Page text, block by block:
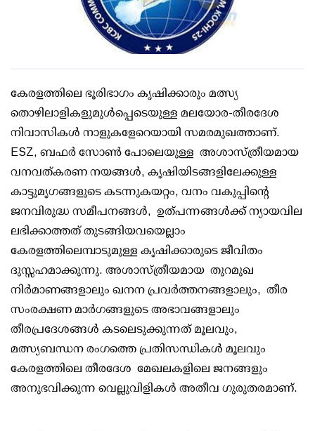
കേരളത്തിലെ ഭൂരിഭാഗം കൃഷിക്കാരും മത്സ്യ
തൊഴിലാളികളുമുൾപ്പെടെയുള്ള മലയോര-തീരദേശ
നിവാസികൾ നാളുകളേറെയായി സമരമുഖത്താണ്.
ESZ, ബഫർ സോൺ പോലെയുള്ള അശാസ്ത്രീയമായ
വനവത്കരണ നയങ്ങൾ, കൃഷിയിടങ്ങളിലേക്കുള്ള
കാട്ടുമൃഗങ്ങളുടെ കടന്നുകയറ്റം, വനം വകുപ്പിന്റെ
ജനവിരുദ്ധ സമീപനങ്ങൾ, ഉത്പന്നങ്ങൾക്ക് ന്യായവില
ലഭിക്കാത്തത് തുടങ്ങിയവയെല്ലാം
കേരളത്തിലെമ്പാടുമുള്ള കൃഷിക്കാരുടെ ജീവിതം
ദുസ്സഹമാക്കുന്നു. അശാസ്ത്രീയമായ തുറമുഖ
നിർമാണങ്ങളാലും ഖനന പ്രവർത്തനങ്ങളാലും, തീര
സംരക്ഷണ മാർഗങ്ങളുടെ അഭാവങ്ങളാലും
തീരപ്രദേശങ്ങൾ കടലെടുക്കുന്നത് മൂലവും,
മത്സ്യബന്ധന രംഗത്തെ പ്രതിസന്ധികൾ മൂലവും
കേരളത്തിലെ തീരദേശ മേഖലകളിലെ ജനങ്ങളും
അനുഭവിക്കുന്ന വെല്ലുവിളികൾ അതീവ ഗുരുതരമാണ്.